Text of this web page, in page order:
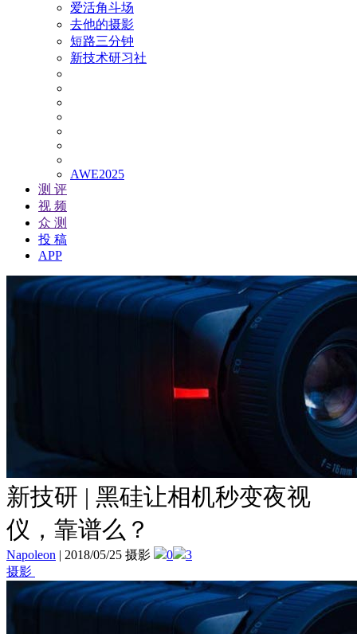
爱活角斗场
去他的摄影
短路三分钟
新技术研习社
AWE2025
测 评
视 频
众 测
投 稿
APP
新技研 | 黑硅让相机秒变夜视
仪，靠谱么？
Napoleon | 2018/05/25 摄影 0
3
摄影